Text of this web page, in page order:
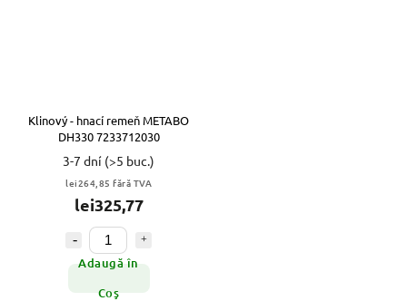
Klinový - hnací remeň METABO
DH330 7233712030
3-7 dní (>5 buc.)
lei264,85 fără TVA
lei325,77
Adaugă în
Coş